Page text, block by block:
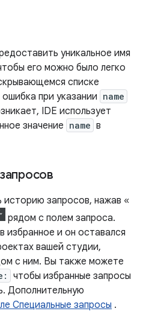
уникальное имя
его можно было легко
списке
при указании name
IDE использует
значение name в
запросов, нажав «
рядом с полем запроса.
избранное и он оставался
вашей студии,
с ним. Вы также можете
чтобы избранные запросы
Дополнительную
Специальные запросы .